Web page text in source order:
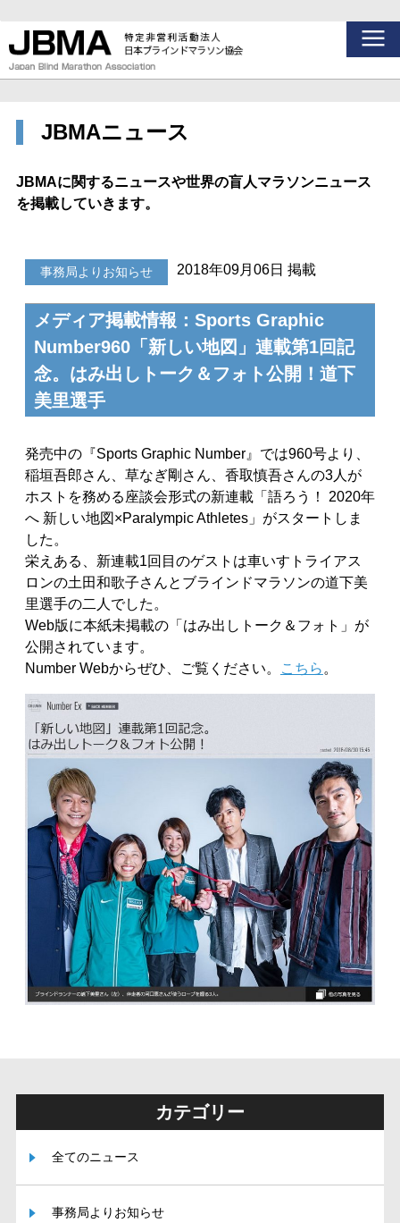
JBMAニュース
JBMAに関するニュースや世界の盲人マラソンニュース
を掲載していきます。
事務局よりお知らせ 2018年09月06日 掲載
メディア掲載情報：Sports Graphic
Number960「新しい地図」連載第1回記
念。はみ出しトーク＆フォト公開！道下
美里選手
発売中の『Sports Graphic Number』では960号より、
稲垣吾郎さん、草なぎ剛さん、香取慎吾さんの3人が
ホストを務める座談会形式の新連載「語ろう！ 2020年
へ 新しい地図×Paralympic Athletes」がスタートしま
した。
栄えある、新連載1回目のゲストは車いすトライアス
ロンの土田和歌子さんとブラインドマラソンの道下美
里選手の二人でした。
Web版に本紙未掲載の「はみ出しトーク＆フォト」が
公開されています。
Number Webからぜひ、ご覧ください。
こちら 。
カテゴリー
全てのニュース
事務局よりお知らせ